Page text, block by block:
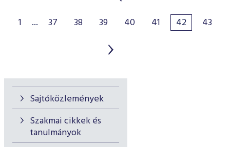
Sajtóközlemények
Szakmai cikkek és
tanulmányok
1 ... 37 38 39 40 41 42 43